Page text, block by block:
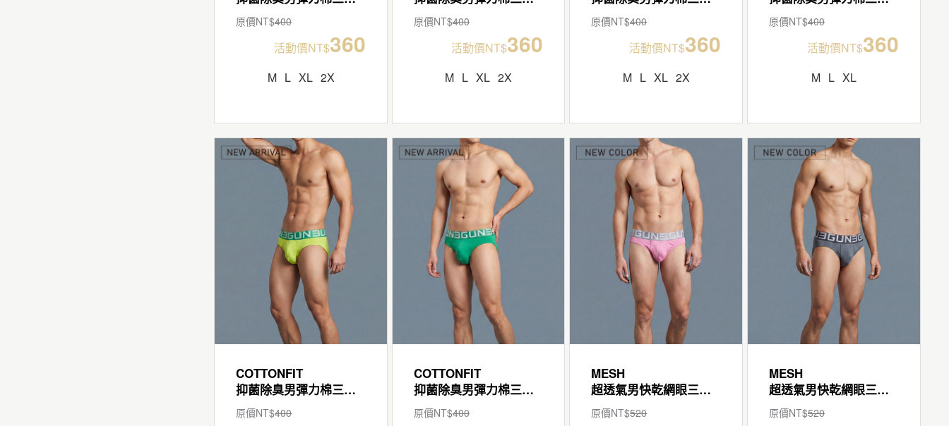
原價NT$400
活動價NT$360
M L XL 2X
原價NT$400
活動價NT$360
M L XL 2X
原價NT$400
活動價NT$360
M L XL 2X
原價NT$400
活動價NT$360
M L XL
COTTONFIT
抑菌除臭男彈力棉三角褲
原價NT$400
COTTONFIT
抑菌除臭男彈力棉三角褲
原價NT$400
MESH
超透氣男快乾網眼三角褲
原價NT$520
MESH
超透氣男快乾網眼三角褲
原價NT$520